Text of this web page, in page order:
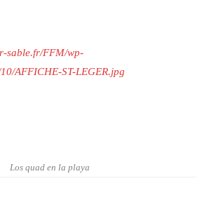
sable.fr/FFM/wp-
AFFICHE-ST-LEGER.jpg
Los quad en la playa